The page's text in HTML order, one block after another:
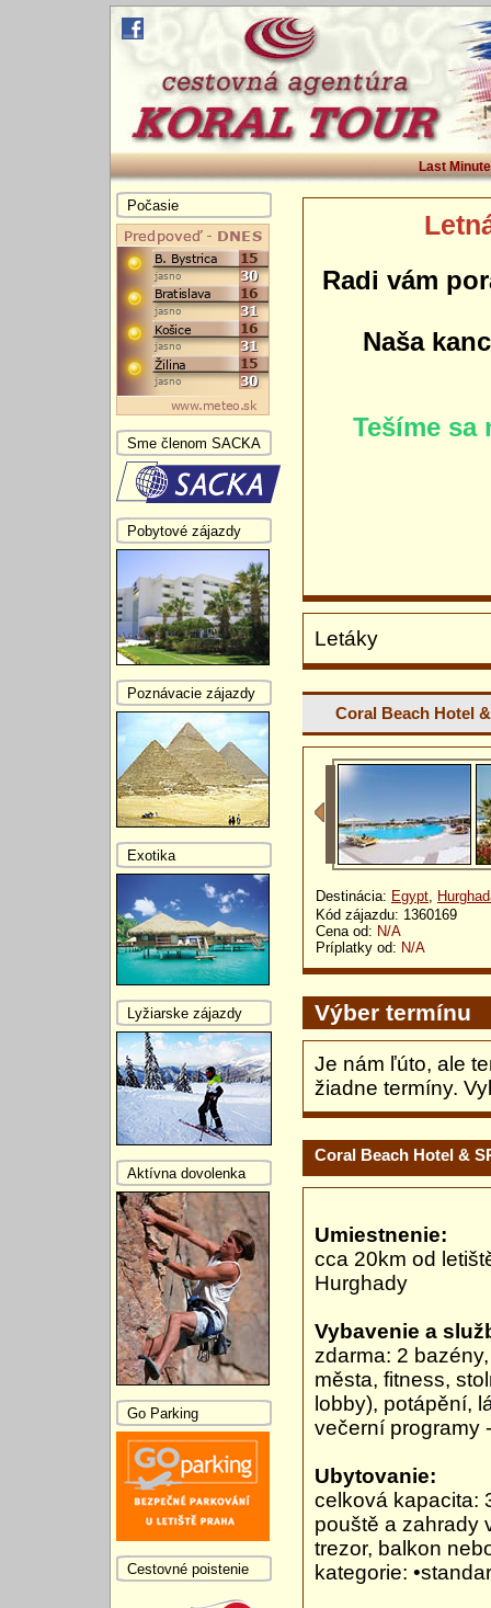
Last Minute
Radi vám
Naša
Tešíme sa
Letáky
Coral Beach Hotel
Destinácia: Egypt,
Kód zájazdu: 1360169
Cena od: N/A
Príplatky od: N/A
Výber termínu
Je nám ľúto, ale
žiadne termíny.
Coral Beach Hotel &
Umiestnenie:
cca 20km od
Hurghady
Vybavenie a
zdarma: 2
města, fitness,
lobby), potápění,
večerní programy
Ubytovanie:
celková kapacita:
pouště a zahrady
trezor, balkon
kategorie:
Počasie
Sme členom SACKA
Pobytové zájazdy
Poznávacie zájazdy
Exotika
Lyžiarske zájazdy
Aktívna dovolenka
Go Parking
Cestovné poistenie